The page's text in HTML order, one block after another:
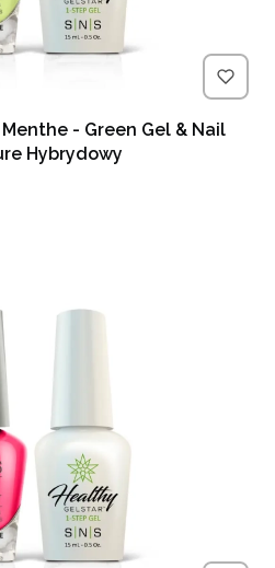
- Green Gel & Nail
Hybrydowy